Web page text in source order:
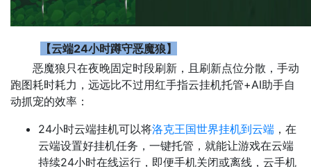
【云端24小时蹲守恶魔狼】
恶魔狼只在夜晚固定时段刷新，且刷新点位分散，手动
跑图耗时耗力，远远比不过用红手指云挂机托管+AI助手自
动抓宠的效率：
24小时云端挂机可以将洛克王国世界挂机到云端 ，在
云端设置好挂机任务，一键托管，就能让游戏在云端
持续24小时在线运行，即便手机关闭或离线，云手机